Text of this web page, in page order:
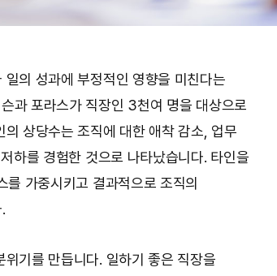
의 성과에 부정적인 영향을 미친다는
과 포라스가 직장인 3천여 명을 대상으로
상당수는 조직에 대한 애착 감소, 업무
하를 경험한 것으로 나타났습니다. 타인을
를 가중시키고 결과적으로 조직의
기를 만듭니다. 일하기 좋은 직장을